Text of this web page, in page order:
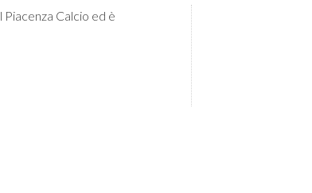
Piacenza Calcio ed è